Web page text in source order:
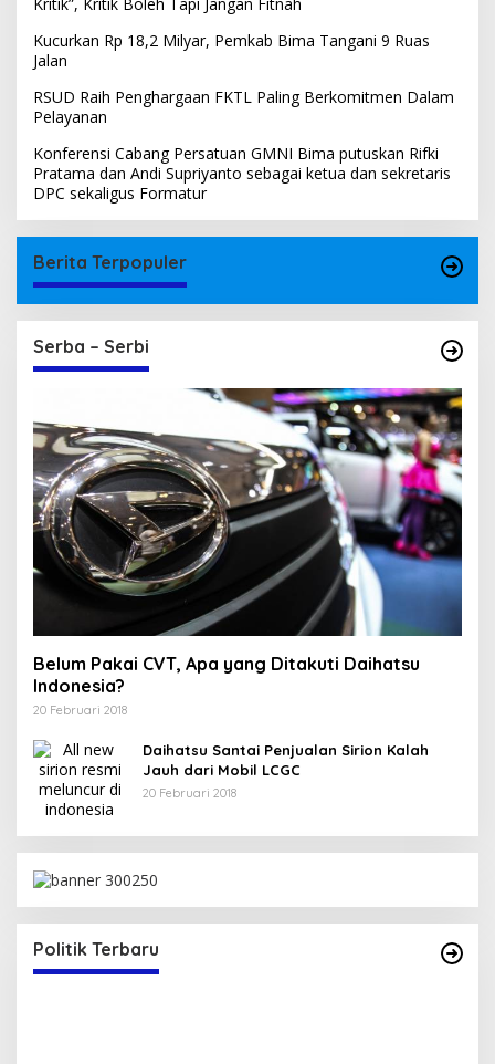
Kucurkan Rp 18,2 Milyar, Pemkab Bima Tangani 9 Ruas
Jalan
RSUD Raih Penghargaan FKTL Paling Berkomitmen Dalam
Pelayanan
Konferensi Cabang Persatuan GMNI Bima putuskan Rifki
Pratama dan Andi Supriyanto sebagai ketua dan sekretaris
DPC sekaligus Formatur
Berita Terpopuler
Serba – Serbi
Belum Pakai CVT, Apa yang Ditakuti Daihatsu
Indonesia?
20 Februari 2018
Daihatsu Santai Penjualan Sirion Kalah
Jauh dari Mobil LCGC
20 Februari 2018
Politik Terbaru